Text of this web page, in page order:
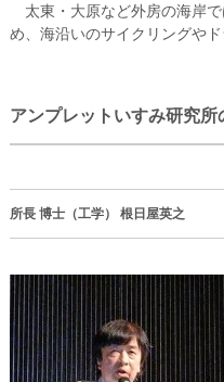
太東・大原など外房の海岸
め、海沿いのサイクリングやド
アンプレットいすみ研究所
所長 博士（工学） 根日屋英之